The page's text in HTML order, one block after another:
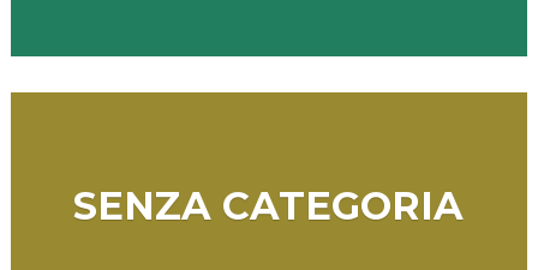
SENZA CATEGORIA